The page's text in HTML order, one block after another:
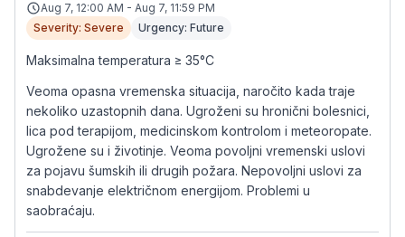
Aug 7, 12:00 AM - Aug 7, 11:59 PM
Severity: Severe
Urgency: Future
Maksimalna temperatura ≥ 35°C
Veoma opasna vremenska situacija, naročito kada traje
nekoliko uzastopnih dana. Ugroženi su hronični bolesnici,
lica pod terapijom, medicinskom kontrolom i meteoropate.
Ugrožene su i životinje. Veoma povoljni vremenski uslovi
za pojavu šumskih ili drugih požara. Nepovoljni uslovi za
snabdevanje električnom energijom. Problemi u
saobraćaju.